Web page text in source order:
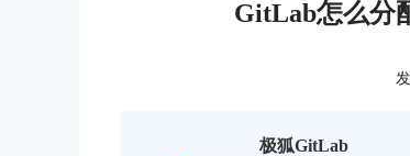
GitLab怎么分
极狐GitLab